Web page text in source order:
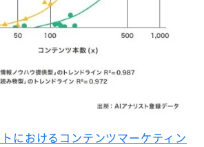
におけるコンテンツマーケティン